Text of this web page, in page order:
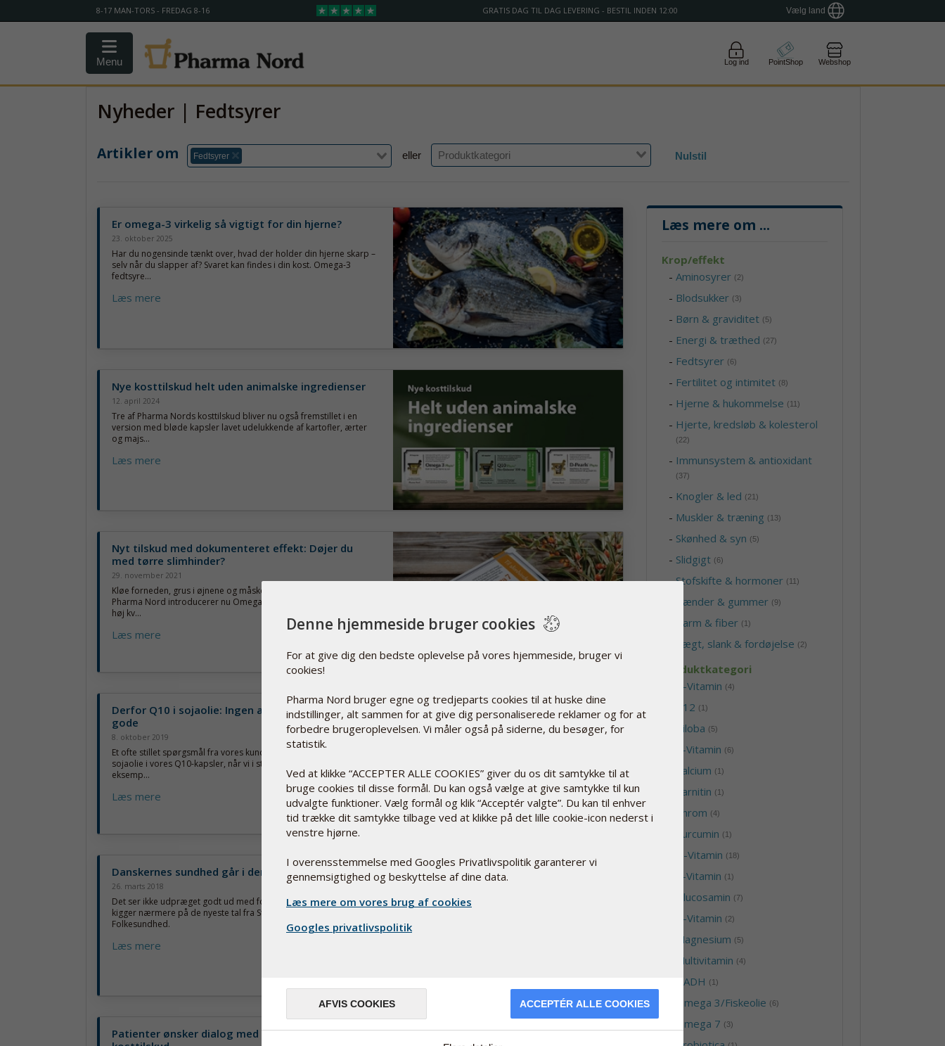
8-17 MAN-TORS - FREDAG 8-16 GRATIS DAG TIL DAG LEVERING - BESTIL INDEN 12:00 Vælg land
Menu Log ind PointShop Webshop
Nyheder | Fedtsyrer
Artikler om Fedtsyrer eller Nulstil
Er omega-3 virkelig så vigtigt for din hjerne?
23. oktober 2025
Har du nogensinde tænkt over, hvad der holder din hjerne skarp –
selv når du slapper af? Svaret kan findes i din kost. Omega-3
fedtsyre...
Læs mere
Nye kosttilskud helt uden animalske ingredienser
12. april 2024
Tre af Pharma Nords kosttilskud bliver nu også fremstillet i en
version med bløde kapsler lavet udelukkende af kartofler, ærter
og majs...
Læs mere
Nyt tilskud med dokumenteret effekt: Døjer du
med tørre slimhinder?
29. november 2021
Kløe forneden, grus i øjnene og måske udfordringer i fordøjelsen?
Pharma Nord introducerer nu Omega 7 med havtornolie-ekstrakt i
høj kv...
Læs mere
Derfor Q10 i sojaolie: Ingen andre olier var nær så
gode
8. oktober 2019
Et ofte stillet spørgsmål fra vores kunder er, hvorfor vi anvender
sojaolie i vores Q10-kapsler, når vi i stedet kunne vælge for
eksemp...
Læs mere
Danskernes sundhed går i den forkerte retning
26. marts 2018
Det ser ikke udpræget godt ud med folkesundheden, hvis man
kigger nærmere på de nyeste tal fra Statens Institut for
Folkesundhed.
Læs mere
Patienter ønsker dialog med lægerne om
Læs mere om ...
Krop/effekt
-Aminosyrer (2)
- Blodsukker (3)
- Børn & graviditet (5)
- Energi & træthed (27)
- Fedtsyrer (6)
- Fertilitet og intimitet (8)
- Hjerne & hukommelse (11)
- Hjerte, kredsløb & kolesterol
(22)
- Immunsystem & antioxidant
(37)
- Knogler & led (21)
- Muskler & træning (13)
- Skønhed & syn (5)
- Slidgigt (6)
-Stofskifte & hormoner (11)
Tænder & gummer (9)
Tarm & fiber (1)
Vægt, slank & fordøjelse (2)
Produktkategori
B-Vitamin (4)
B12 (1)
Biloba (5)
C-Vitamin (6)
Calcium (1)
Carnitin (1)
Chrom (4)
Curcumin (1)
D-Vitamin (18)
E-Vitamin (1)
Glucosamin (7)
K-Vitamin (2)
Magnesium (5)
Multivitamin (4)
NADH (1)
Omega 3/Fiskeolie (6)
Omega 7 (3)
Denne hjemmeside bruger cookies
For at give dig den bedste oplevelse på vores hjemmeside, bruger vi
cookies!
Pharma Nord bruger egne og tredjeparts cookies til at huske dine
indstillinger, alt sammen for at give dig personaliserede reklamer og for at
forbedre brugeroplevelsen. Vi måler også på siderne, du besøger, for
statistik.
Ved at klikke “ACCEPTER ALLE COOKIES” giver du os dit samtykke til at
bruge cookies til disse formål. Du kan også vælge at give samtykke til kun
udvalgte funktioner. Vælg formål og klik “Acceptér valgte”. Du kan til enhver
tid trække dit samtykke tilbage ved at klikke på det lille cookie-icon nederst i
venstre hjørne.
I overensstemmelse med Googles Privatlivspolitik garanterer vi
gennemsigtighed og beskyttelse af dine data.
Læs mere om vores brug af cookies
Googles privatlivspolitik
AFVIS COOKIES ACCEPTÉR ALLE COOKIES